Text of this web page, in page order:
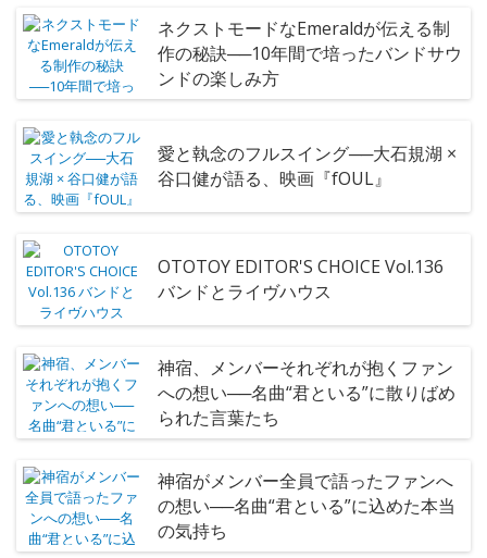
ネクストモードなEmeraldが伝える制
作の秘訣──10年間で培ったバンドサウ
ンドの楽しみ方
愛と執念のフルスイング──大石規湖 ×
谷口健が語る、映画『fOUL』
OTOTOY EDITOR'S CHOICE Vol.136
バンドとライヴハウス
神宿、メンバーそれぞれが抱くファン
への想い──名曲“君といる”に散りばめ
られた言葉たち
神宿がメンバー全員で語ったファンへ
の想い──名曲“君といる”に込めた本当
の気持ち